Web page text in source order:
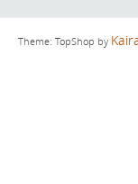
Theme: TopShop by